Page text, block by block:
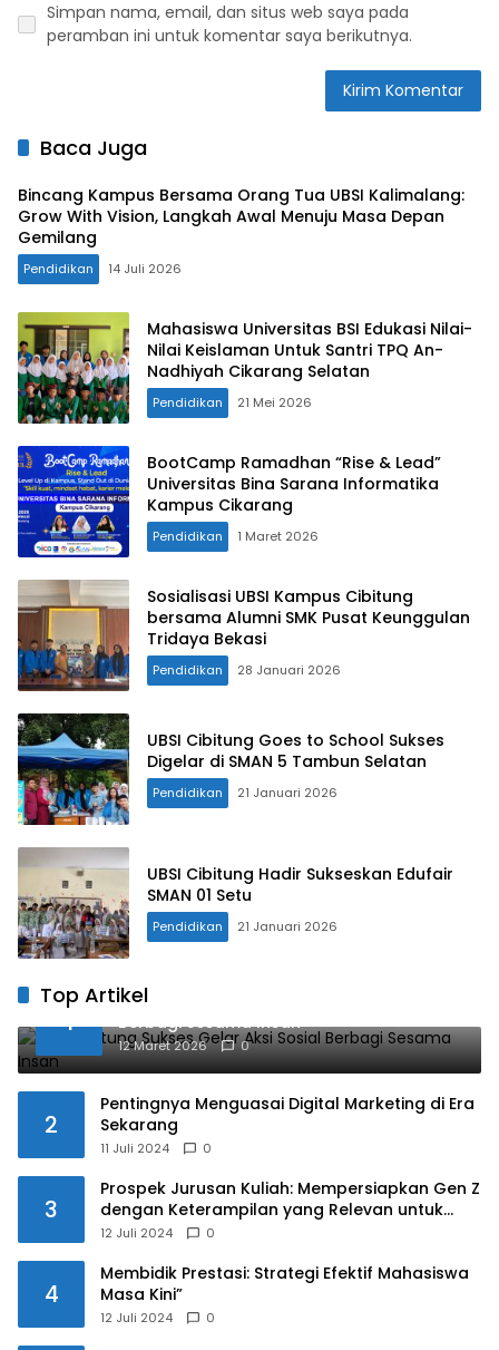
Simpan nama, email, dan situs web saya pada
peramban ini untuk komentar saya berikutnya.
Baca Juga
Bincang Kampus Bersama Orang Tua UBSI Kalimalang:
Grow With Vision, Langkah Awal Menuju Masa Depan
Gemilang
Pendidikan 14 Juli 2026
Mahasiswa Universitas BSI Edukasi Nilai-
Nilai Keislaman Untuk Santri TPQ An-
Nadhiyah Cikarang Selatan
Pendidikan 21 Mei 2026
BootCamp Ramadhan “Rise & Lead”
Universitas Bina Sarana Informatika
Kampus Cikarang
Pendidikan 1 Maret 2026
Sosialisasi UBSI Kampus Cibitung
bersama Alumni SMK Pusat Keunggulan
Tridaya Bekasi
Pendidikan 28 Januari 2026
UBSI Cibitung Goes to School Sukses
Digelar di SMAN 5 Tambun Selatan
Pendidikan 21 Januari 2026
UBSI Cibitung Hadir Sukseskan Edufair
SMAN 01 Setu
Pendidikan 21 Januari 2026
Top Artikel
1
UBSI Cibitung Sukses Gelar Aksi Sosial
Berbagi Sesama Insan
12 Maret 2026 0
2
Pentingnya Menguasai Digital Marketing di Era
Sekarang
11 Juli 2024 0
3
Prospek Jurusan Kuliah: Mempersiapkan Gen Z
dengan Keterampilan yang Relevan untuk
Masa Depan
12 Juli 2024 0
4
Membidik Prestasi: Strategi Efektif Mahasiswa
Masa Kini”
12 Juli 2024 0